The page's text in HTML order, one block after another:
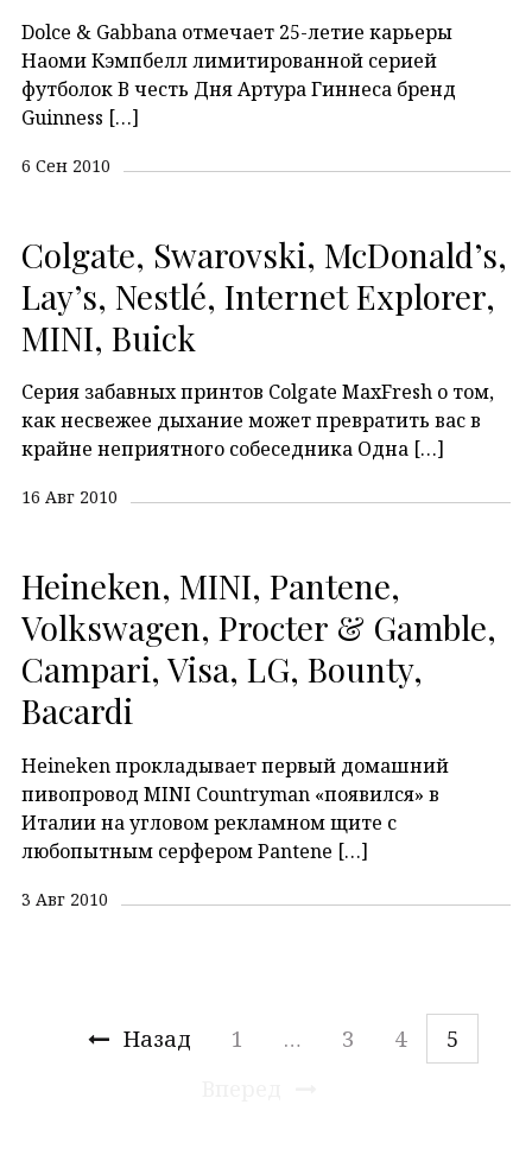
Dolce & Gabbana отмечаeт 25-летие карьеры
Наоми Кэмпбелл лимитированной серией
футболок В честь Дня Артура Гиннеса бренд
Guinness […]
6 Сен 2010
Colgate, Swarovski, McDonald’s,
Lay’s, Nestlé, Internet Explorer,
MINI, Buick
Серия забавных принтов Colgate MaxFresh о том,
как несвежее дыхание может превратить вас в
крайне неприятного собеседника Одна […]
16 Авг 2010
Heineken, MINI, Pantene,
Volkswagen, Procter & Gamble,
Campari, Visa, LG, Bounty,
Bacardi
Heineken прокладывает первый домашний
пивопровод MINI Countryman «появился» в
Италии на угловом рекламном щите с
любопытным серфером Pantene […]
3 Авг 2010
Назад 1 … 3 4
5